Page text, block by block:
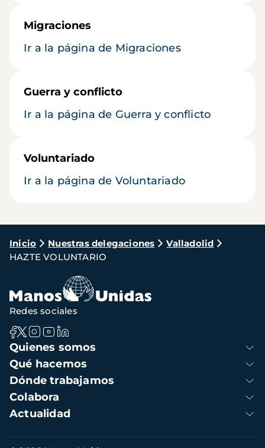
Migraciones
Ir a la página de Migraciones
Guerra y conflicto
Ir a la página de Guerra y conflicto
Voluntariado
Ir a la página de Voluntariado
Ruta
de
navegación
Inicio Nuestras delegaciones
Valladolid
HAZTE VOLUNTARIO
Navegación
principal
Quienes somos
Qué hacemos
Dónde trabajamos
Colabora
Actualidad
Redes sociales